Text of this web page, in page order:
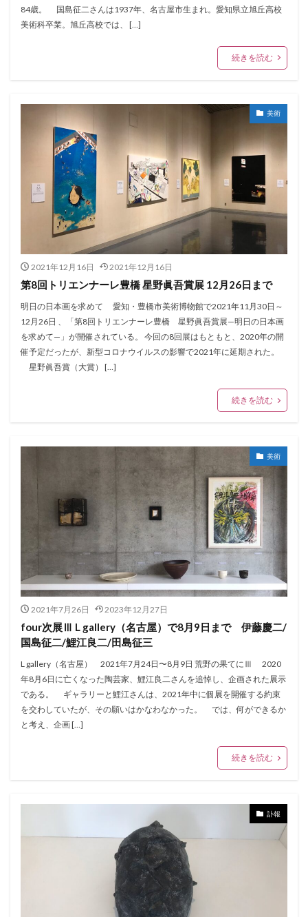
84歳。 国島征二さんは1937年、名古屋市生まれ。愛知県立旭丘高校
美術科卒業。旭丘高校では、 […]
続きを読む
美術
2021年12月16日 2021年12月16日
第8回トリエンナーレ豊橋 星野眞吾賞展 12月26日まで
明日の日本画を求めて 愛知・豊橋市美術博物館で2021年11月30日～
12月26日 、「第8回トリエンナーレ豊橋 星野眞吾賞展—明日の日本画
を求めて—」が開催されている。 今回の8回展はもともと、2020年の開
催予定だったが、新型コロナウイルスの影響で2021年に延期された。
星野眞吾賞（大賞） […]
続きを読む
美術
2021年7月26日 2023年12月27日
four次展Ⅲ L gallery（名古屋）で8月9日まで 伊藤慶二/
国島征二/鯉江良二/田島征三
L gallery（名古屋） 2021年7月24日〜8月9日 荒野の果てにⅢ 2020
年8月6日に亡くなった陶芸家、鯉江良二さんを追悼し、企画された展示
である。 ギャラリーと鯉江さんは、2021年中に個展を開催する約束
を交わしていたが、その願いはかなわなかった。 では、何ができるか
と考え、企画 […]
続きを読む
訃報